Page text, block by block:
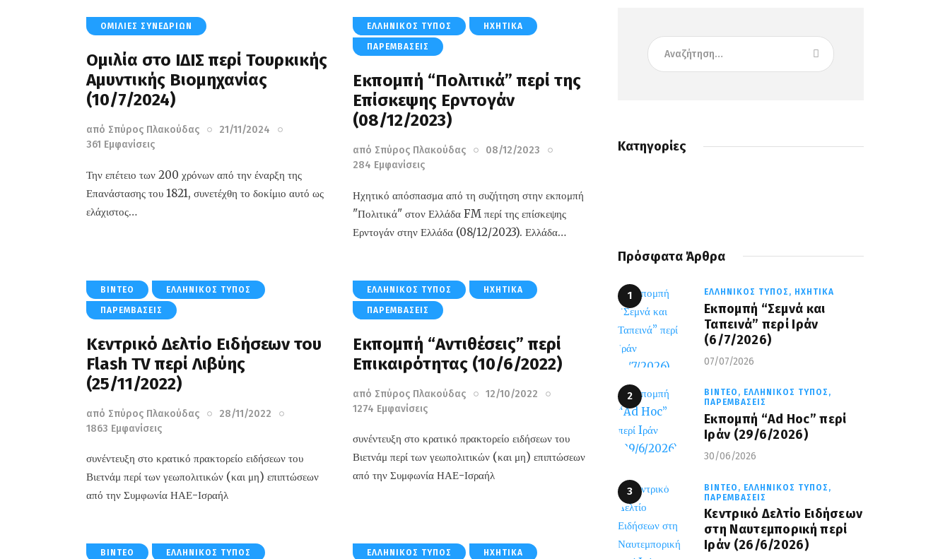
ΟΜΙΛΊΕΣ ΣΥΝΕΔΡΊΩΝ
Ομιλία στο ΙΔΙΣ περί Τουρκικής
Αμυντικής Βιομηχανίας
(10/7/2024)
από Σπύρος Πλακούδας
21/11/2024
361 Εμφανίσεις
Την επέτειο των 200 χρόνων από την έναρξη της
Επανάστασης του 1821, συνετέχθη το δοκίμιο αυτό ως
ελάχιστος…
ΕΛΛΗΝΙΚΌΣ ΤΎΠΟΣ ΗΧΗΤΙΚΆ
ΠΑΡΕΜΒΆΣΕΙΣ
Eκπομπή “Πολιτικά” περί της
Επίσκεψης Ερντογάν
(08/12/2023)
από Σπύρος Πλακούδας
08/12/2023
284 Εμφανίσεις
Ηχητικό απόσπασμα από τη συζήτηση στην εκπομπή
"Πολιτικά" στον Ελλάδα FM περί της επίσκεψης
Ερντογάν στην Ελλάδα (08/12/2023). Ελλάδα…
ΒΊΝΤΕΟ ΕΛΛΗΝΙΚΌΣ ΤΎΠΟΣ
ΠΑΡΕΜΒΆΣΕΙΣ
Κεντρικό Δελτίο Ειδήσεων του
Flash TV περί Λιβύης
(25/11/2022)
από Σπύρος Πλακούδας
28/11/2022
1863 Εμφανίσεις
συνέντευξη στο κρατικό πρακτορείο ειδήσεων του
Βιετνάμ περί των γεωπολιτικών (και μη) επιπτώσεων
από την Συμφωνία ΗΑΕ-Ισραήλ
ΕΛΛΗΝΙΚΌΣ ΤΎΠΟΣ ΗΧΗΤΙΚΆ
ΠΑΡΕΜΒΆΣΕΙΣ
Εκπομπή “Αντιθέσεις” περί
Επικαιρότητας (10/6/2022)
από Σπύρος Πλακούδας
12/10/2022
1274 Εμφανίσεις
συνέντευξη στο κρατικό πρακτορείο ειδήσεων του
Βιετνάμ περί των γεωπολιτικών (και μη) επιπτώσεων
από την Συμφωνία ΗΑΕ-Ισραήλ
ΒΊΝΤΕΟ ΕΛΛΗΝΙΚΌΣ ΤΎΠΟΣ ΕΛΛΗΝΙΚΌΣ ΤΎΠΟΣ ΗΧΗΤΙΚΆ
Κατηγορίες
Πρόσφατα Άρθρα
ΕΛΛΗΝΙΚΌΣ ΤΎΠΟΣ, ΗΧΗΤΙΚΆ
Εκπομπή “Σεμνά και
Ταπεινά” περί Ιράν
(6/7/2026)
07/07/2026
ΒΊΝΤΕΟ, ΕΛΛΗΝΙΚΌΣ ΤΎΠΟΣ,
ΠΑΡΕΜΒΆΣΕΙΣ
Εκπομπή “Ad Hoc” περί
Iράν (29/6/2026)
30/06/2026
ΒΊΝΤΕΟ, ΕΛΛΗΝΙΚΌΣ ΤΎΠΟΣ,
ΠΑΡΕΜΒΆΣΕΙΣ
Κεντρικό Δελτίο Ειδήσεων
στη Ναυτεμπορική περί
Iράν (26/6/2026)